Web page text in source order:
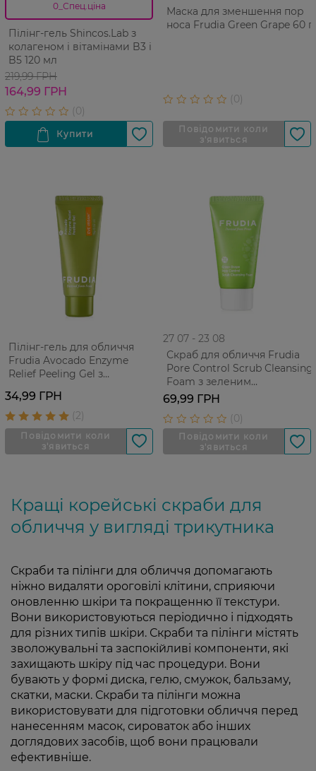
0_Спец.ціна
Пілінг-гель Shincos.Lab з
колагеном і вітамінами B3 і
B5 120 мл
219,99 ГРН
164,99 ГРН
Маска для зменшення пор
носа Frudia Green Grape 60 г
Пілінг-гель для обличчя
Frudia Avocado Enzyme
Relief Peeling Gel з
34,99 ГРН
27 07 - 23 08
Скраб для обличчя Frudia
Pore Control Scrub Cleansing
Foam з зеленим
виноградом Для
проблемної жирної шкіри
30 г
69,99 ГРН
Кращі корейські скраби для
обличчя у вигляді трикутника
Скраби та пілінги для обличчя допомагають
ніжно видаляти ороговілі клітини, сприяючи
оновленню шкіри та покращенню її текстури.
Вони використовуються періодично і підходять
для різних типів шкіри. Скраби та пілінги містять
зволожувальні та заспокійливі компоненти, які
захищають шкіру під час процедури. Вони
бувають у формі диска, гелю, смужок, бальзаму,
скатки, маски. Скраби та пілінги можна
використовувати для підготовки обличчя перед
нанесенням масок, сироваток або інших
доглядових засобів, щоб вони працювали
ефективніше.